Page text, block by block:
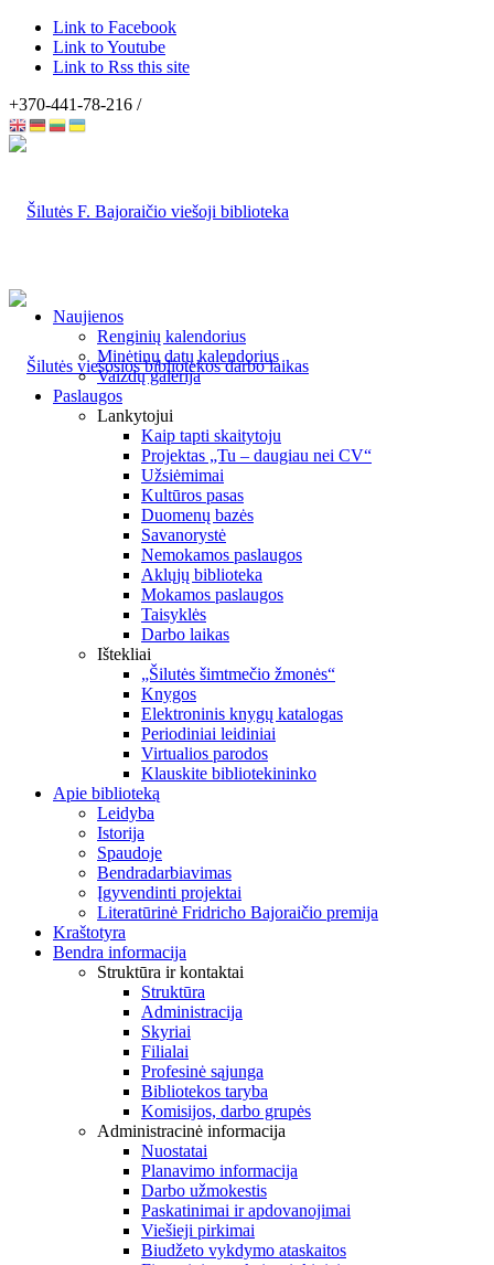
Link to Facebook
Link to Youtube
Link to Rss this site
+370-441-78-216 /
Naujienos
Renginių kalendorius
Minėtinų datų kalendorius
Vaizdų galerija
Paslaugos
Lankytojui
Kaip tapti skaitytoju
Projektas „Tu – daugiau nei CV“
Užsiėmimai
Kultūros pasas
Duomenų bazės
Savanorystė
Nemokamos paslaugos
Aklųjų biblioteka
Mokamos paslaugos
Taisyklės
Darbo laikas
Ištekliai
„Šilutės šimtmečio žmonės“
Knygos
Elektroninis knygų katalogas
Periodiniai leidiniai
Virtualios parodos
Klauskite bibliotekininko
Apie biblioteką
Leidyba
Istorija
Spaudoje
Bendradarbiavimas
Įgyvendinti projektai
Literatūrinė Fridricho Bajoraičio premija
Kraštotyra
Bendra informacija
Struktūra ir kontaktai
Struktūra
Administracija
Skyriai
Filialai
Profesinė sąjunga
Bibliotekos taryba
Komisijos, darbo grupės
Administracinė informacija
Nuostatai
Planavimo informacija
Darbo užmokestis
Paskatinimai ir apdovanojimai
Viešieji pirkimai
Biudžeto vykdymo ataskaitos